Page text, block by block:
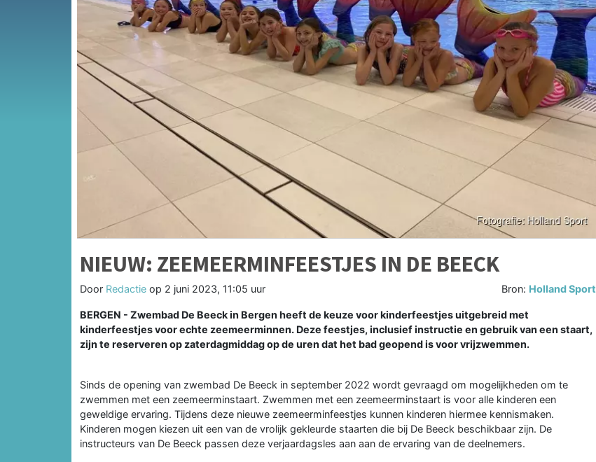
NIEUW: ZEEMEERMINFEESTJES IN DE BEECK
Door Redactie op 2 juni 2023, 11:05 uur Bron: Holland Sport
BERGEN - Zwembad De Beeck in Bergen heeft de keuze voor kinderfeestjes uitgebreid met
kinderfeestjes voor echte zeemeerminnen. Deze feestjes, inclusief instructie en gebruik van een staart,
zijn te reserveren op zaterdagmiddag op de uren dat het bad geopend is voor vrijzwemmen.
Sinds de opening van zwembad De Beeck in september 2022 wordt gevraagd om mogelijkheden om te
zwemmen met een zeemeerminstaart. Zwemmen met een zeemeerminstaart is voor alle kinderen een
geweldige ervaring. Tijdens deze nieuwe zeemeerminfeestjes kunnen kinderen hiermee kennismaken.
Kinderen mogen kiezen uit een van de vrolijk gekleurde staarten die bij De Beeck beschikbaar zijn. De
instructeurs van De Beeck passen deze verjaardagsles aan aan de ervaring van de deelnemers.